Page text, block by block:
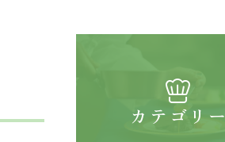
カテゴリー